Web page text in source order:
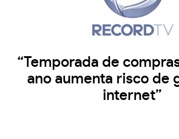
“Temporada de
ano aumenta risco de
internet”